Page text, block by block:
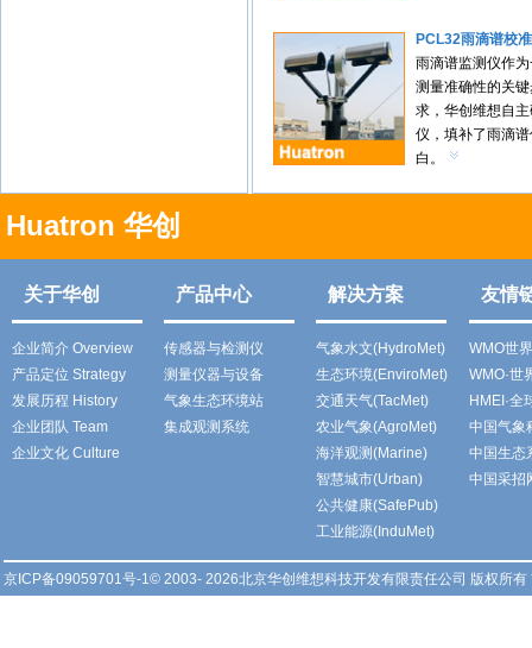
PCL32雨滴谱校
雨滴谱监测仪作
测量准确性的关
求，华创维想自
仪，填补了雨滴
白。
Huatron 华创
关于华创 产品中心 解决方案 友情
企业简介 Overview
产品定位 Strategy
发展历程 History
企业团队 Team
企业文化 Culture
传感器与检测仪
测量仪器与设备
气象生态环境站
集成观测系统
气象水文(HydroMet)
生态环境(EnviroMet)
交通天气(TacMet)
农业气象(AgroMet)
海洋观测(Marine)
智慧城市(Urban)
公共健康(SafePub)
工业能源(InduMet)
WMO世
WMO·世
HMEI·全
中国气象
中国生态
中国采招
京ICP备09059701号-1© 2003- 2026北京华创维想科技开发有限责任公司 版权所有